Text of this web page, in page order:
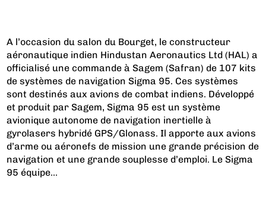
A l’occasion du salon du Bourget, le constructeur
aéronautique indien Hindustan Aeronautics Ltd (HAL) a
officialisé une commande à Sagem (Safran) de 107 kits
de systèmes de navigation Sigma 95. Ces systèmes
sont destinés aux avions de combat indiens. Développé
et produit par Sagem, Sigma 95 est un système
avionique autonome de navigation inertielle à
gyrolasers hybridé GPS/Glonass. Il apporte aux avions
d’arme ou aéronefs de mission une grande précision de
navigation et une grande souplesse d’emploi. Le Sigma
95 équipe...